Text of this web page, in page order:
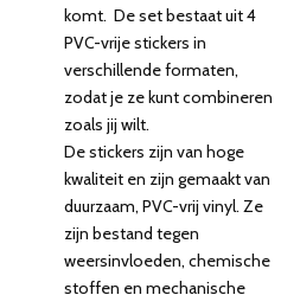
komt. De set bestaat uit 4
PVC-vrije stickers in
verschillende formaten,
zodat je ze kunt combineren
zoals jij wilt.
De stickers zijn van hoge
kwaliteit en zijn gemaakt van
duurzaam, PVC-vrij vinyl. Ze
zijn bestand tegen
weersinvloeden, chemische
stoffen en mechanische